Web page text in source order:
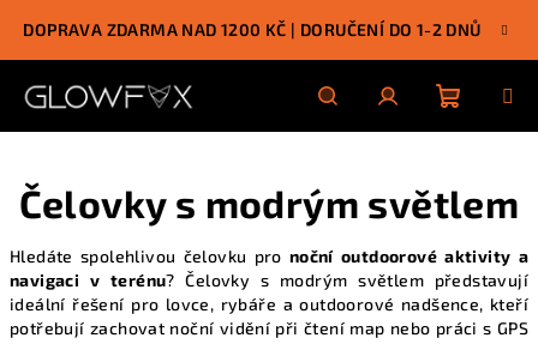
obsah
DOPRAVA ZDARMA NAD 1200 KČ | DORUČENÍ DO 1-2 DNŮ
HledatPřihlášení
košík
Čelovky s modrým světlem
Hledáte spolehlivou čelovku pro noční outdoorové aktivity a
navigaci v terénu? Čelovky s modrým světlem představují
ideální řešení pro lovce, rybáře a outdoorové nadšence, kteří
potřebují zachovat noční vidění při čtení map nebo práci s GPS